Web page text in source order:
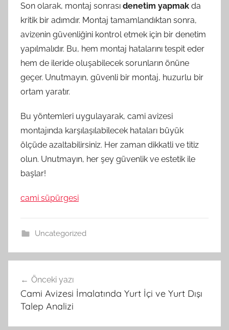
Son olarak, montaj sonrası denetim yapmak da
kritik bir adımdır. Montaj tamamlandıktan sonra,
avizenin güvenliğini kontrol etmek için bir denetim
yapılmalıdır. Bu, hem montaj hatalarını tespit eder
hem de ileride oluşabilecek sorunların önüne
geçer. Unutmayın, güvenli bir montaj, huzurlu bir
ortam yaratır.
Bu yöntemleri uygulayarak, cami avizesi
montajında karşılaşılabilecek hataları büyük
ölçüde azaltabilirsiniz. Her zaman dikkatli ve titiz
olun. Unutmayın, her şey güvenlik ve estetik ile
başlar!
cami süpürgesi
Uncategorized
gezinmesi
Önceki yazı
Cami Avizesi İmalatında Yurt İçi ve Yurt Dışı
Talep Analizi